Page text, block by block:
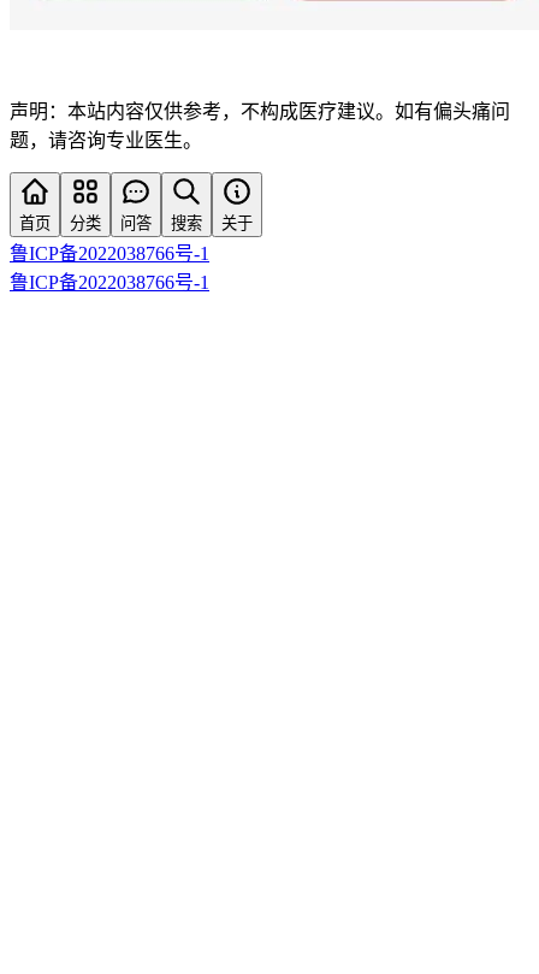
声明：本站内容仅供参考，不构成医疗建议。如有偏头痛问
题，请咨询专业医生。
首页 分类 问答 搜索 关于
鲁ICP备2022038766号-1
鲁ICP备2022038766号-1